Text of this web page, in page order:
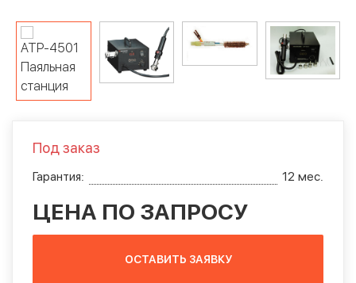
Под заказ
Гарантия: 12 мес.
ЦЕНА ПО ЗАПРОСУ
ОСТАВИТЬ ЗАЯВКУ